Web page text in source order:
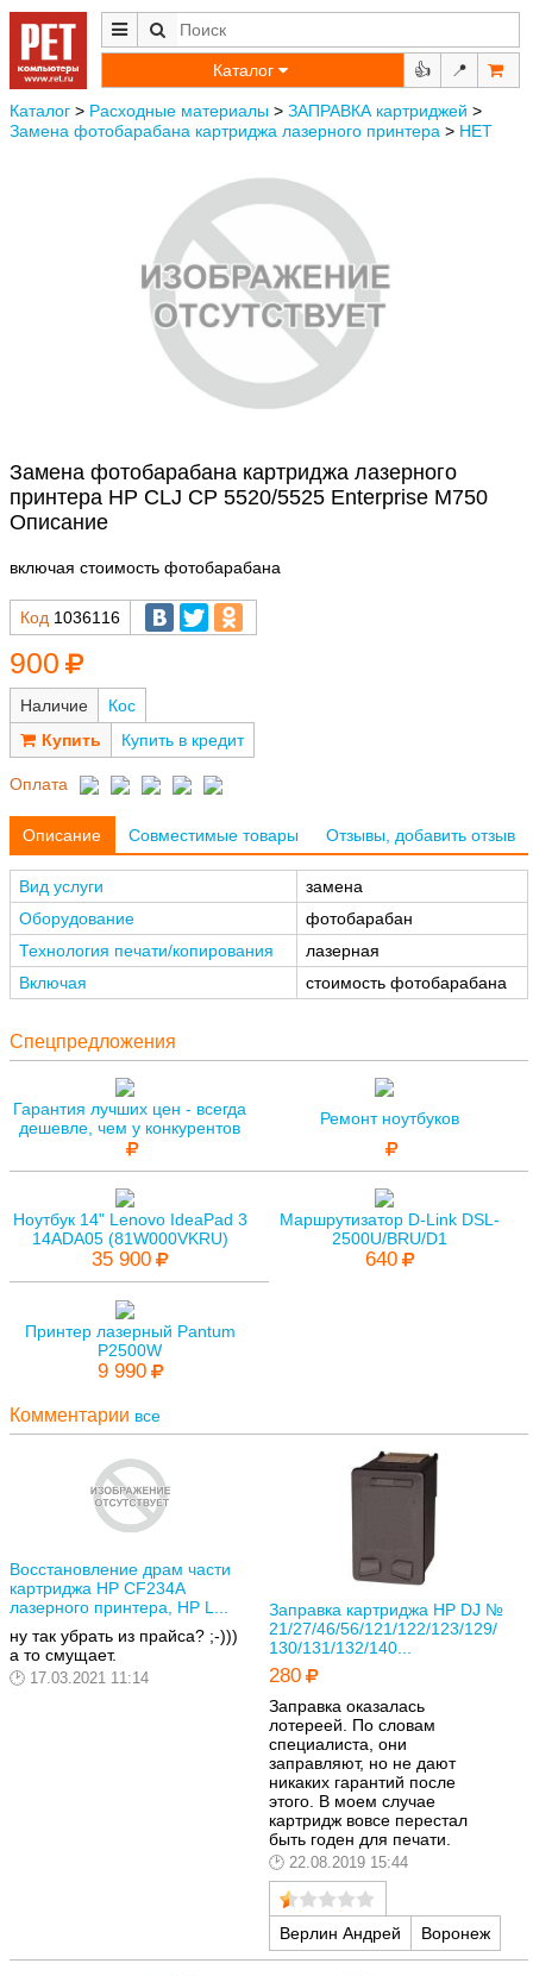
Каталог 👍 📍
Каталог > Расходные материалы > ЗАПРАВКА картриджей >
Замена фотобарабана картриджа лазерного принтера > НЕТ
Замена фотобарабана картриджа лазерного
принтера HP CLJ CP 5520/5525 Enterprise M750
Описание
включая стоимость фотобарабана
Код 1036116
900
Наличие
Кос
Купить в кредит
Оплата
Описание Совместимые товары Отзывы, добавить отзыв
Вид услуги
замена
Оборудование
фотобарабан
Технология печати/копирования
лазерная
Включая
стоимость фотобарабана
Спецпредложения
Гарантия лучших цен - всегда
дешевле, чем у конкурентов
Ремонт ноутбуков
Ноутбук 14" Lenovo IdeaPad 3
14ADA05 (81W000VKRU)
35 900
Маршрутизатор D-Link DSL-
2500U/BRU/D1
640
Принтер лазерный Pantum
P2500W
9 990
Комментарии все
Восстановление драм части
картриджа HP CF234A
лазерного принтера, HP L...
ну так убрать из прайса? ;-)))
а то смущает.
17.03.2021 11:14
Заправка картриджа HP DJ №
21/27/46/56/121/122/123/129/
130/131/132/140...
280
Заправка оказалась
лотереей. По словам
специалиста, они
заправляют, но не дают
никаких гарантий после
этого. В моем случае
картридж вовсе перестал
быть годен для печати.
22.08.2019 15:44
Верлин Андрей Воронеж